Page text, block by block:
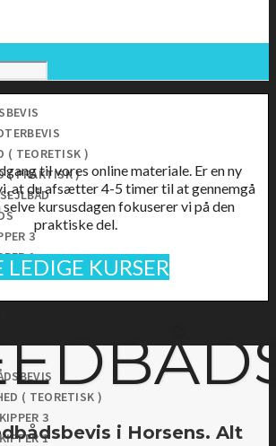
( TEORETISK )
( PRAKTISK )
3
1
( TEORETISK )
3
1
til vores online materiale. Er en ny
at du afsætter 4-5 timer til at gennemgå
kursusdagen fokuserer vi på den
praktiske del.
LEDIGE KURSER
i Horsens. Alt